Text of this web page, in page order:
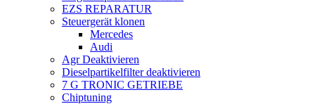
EZS REPARATUR
Steuergerät klonen
Mercedes
Audi
Agr Deaktivieren
Dieselpartikelfilter deaktivieren
7 G TRONIC GETRIEBE
Chiptuning